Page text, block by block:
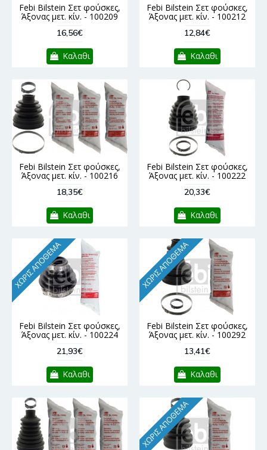
Febi Bilstein Σετ φούσκες,
Άξονας μετ. κίν. - 100209
16,56€
Καλαθι
Febi Bilstein Σετ φούσκες,
Άξονας μετ. κίν. - 100212
12,84€
Καλαθι
Febi Bilstein Σετ φούσκες,
Άξονας μετ. κίν. - 100216
18,35€
Καλαθι
Febi Bilstein Σετ φούσκες,
Άξονας μετ. κίν. - 100222
20,33€
Καλαθι
ΧΩΡΊΣ ΑΠΌΘΕΜΑ
Febi Bilstein Σετ φούσκες,
Άξονας μετ. κίν. - 100224
21,93€
Καλαθι
ΧΩΡΊΣ ΑΠΌΘΕΜΑ
Febi Bilstein Σετ φούσκες,
Άξονας μετ. κίν. - 100292
13,41€
Καλαθι
ΧΩΡΊΣ ΑΠΌΘΕΜΑ